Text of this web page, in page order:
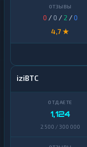
0 / 0 / 2 /0
4,7 ★
iziBTC
1,124
2 500 / 300 000